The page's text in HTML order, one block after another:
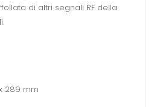
di altri segnali RF della
289 mm